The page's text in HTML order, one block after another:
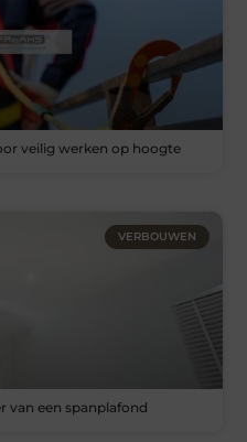
veilig werken op hoogte
VERBOUWEN
van een spanplafond